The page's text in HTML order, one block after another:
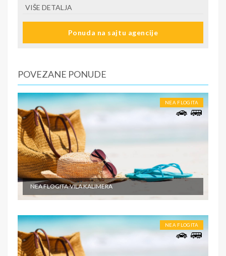
1.dan - Dolazak na destinaciju. Obavezno kontaktirati
informacije o smestaju ( broj sobe, spratnost ). Ulaz u
usluga. Slobodno vreme.
do 09:00 časova po lokalnom vremenu.
SMENE
Od 7 do 10-15 noći
NAPOMENE O CENI
First minute
U CENU JE UKLJUČENO
Cena paket aranžmana obuhvata: - Prevoz turističkim
autobusom (visokopodni ili dabldeker, audio i video
opremljenost, klima, wi-fi) ili sopstvenim prevozom do
odabrane destinacije - Smeštaj na bazi izabranog broja
VIŠE DETALJA
Ponuda na sajtu agencije
POVEZANE PONUDE
NEA FLOGITA
NEA FLOGITA-VILA KALIMERA
NEA FLOGITA